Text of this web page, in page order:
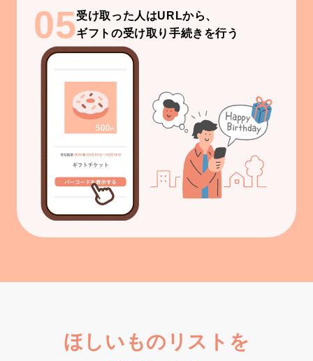
05受け取った人はURLから、
ギフトの受け取り手続きを行う
ほしいものリストを